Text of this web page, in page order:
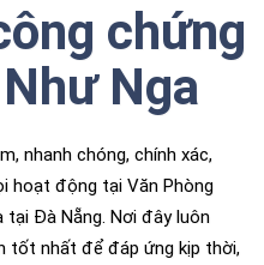
chứng
Nga
nhanh chóng, chính xác,
hoạt động tại Văn Phòng
tại Đà Nẵng. Nơi đây luôn
tốt nhất để đáp ứng kịp thời,